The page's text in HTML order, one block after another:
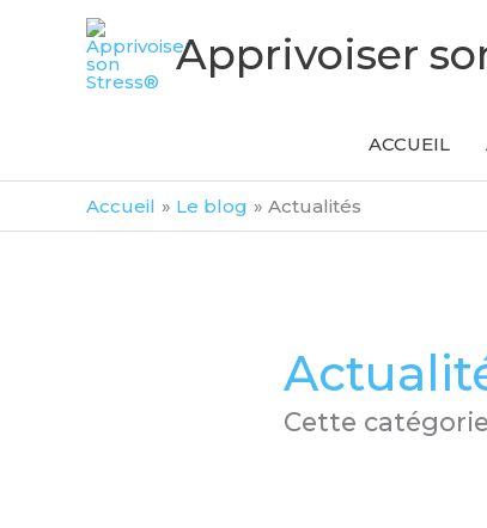
Apprivoiser
ACCUEIL
Accueil Le blog Actualités
Cette